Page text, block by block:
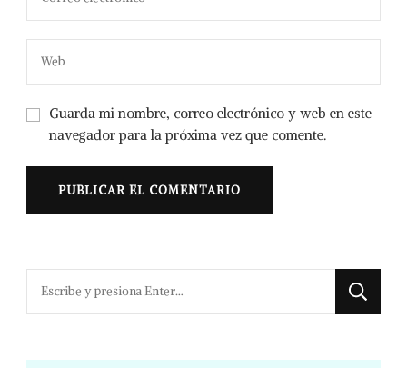
Guarda mi nombre, correo electrónico y web en este
navegador para la próxima vez que comente.
¿Buscas